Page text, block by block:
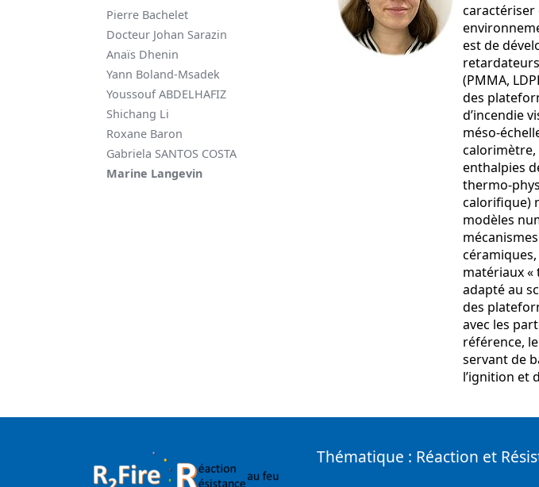
Pierre Bachelet
Docteur Johan Sarazin
Anaïs Dhenin
Yann Boland-Msadek
Youssouf ABDELHAFIZ
Shichang Li
Roxane Baron
Gabriela SANTOS COSTA
Marine Langevin
caractériser
est de
(PMMA,
des
d’incendie
calorimètre,
enthalpies
calorifique)
modèles
matériaux «
adapté au
des
avec les
référence,
servant de
l’ignition et
Thématique : Réaction et